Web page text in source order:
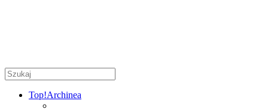
Top!Archinea